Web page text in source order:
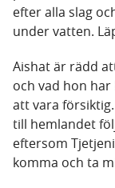
efter alla slag
under vatten.
Aishat är rädd
och vad hon
att vara
till hemlandet
eftersom
komma och ta